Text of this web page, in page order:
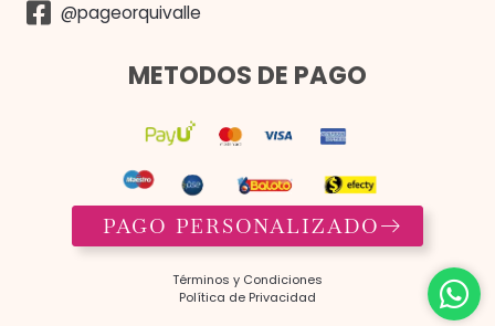
@pageorquivalle
METODOS DE PAGO
PAGO PERSONALIZADO
Términos y Condiciones​
Política de Privacidad